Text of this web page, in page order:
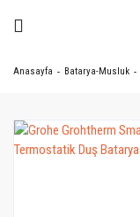
Anasayfa Batarya-Musluk